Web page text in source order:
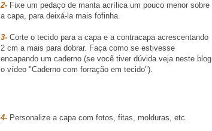
2- Fixe um pedaço de manta acrílica um pouco menor sobre
a capa, para deixá-la mais fofinha.
3- Corte o tecido para a capa e a contracapa acrescentando
2 cm a mais para dobrar. Faça como se estivesse
encapando um caderno (se você tiver dúvida veja neste blog
o vídeo "Caderno com forração em tecido").
4- Personalize a capa com fotos, fitas, molduras, etc.